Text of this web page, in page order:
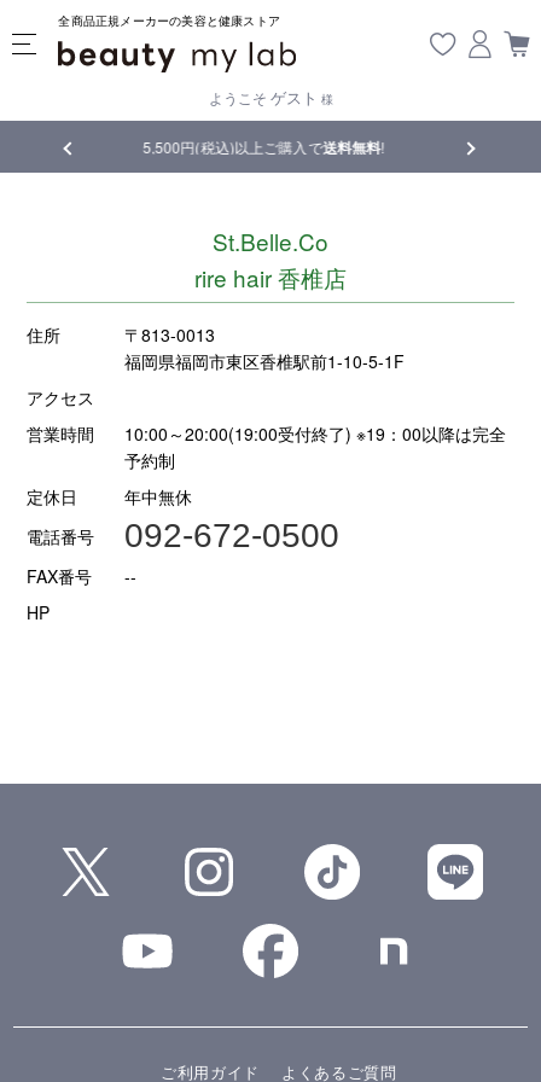
全商品正規メーカーの美容と健康ストア
ようこそ ゲスト 様
5,500円(税込)以上ご購入で送料無料! 【重要】熊本地震の影
St.Belle.Co
rire hair 香椎店
住所
〒813-0013
福岡県福岡市東区香椎駅前1-10-5-1F
アクセス
営業時間
10:00～20:00(19:00受付終了) ※19：00以降は完全
予約制
定休日
年中無休
電話番号
092-672-0500
FAX番号
--
HP
ご利用ガイド よくあるご質問